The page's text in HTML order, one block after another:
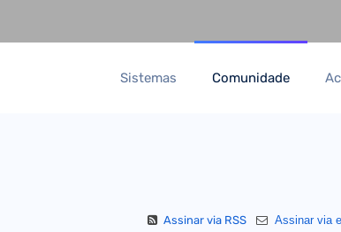
Sistemas Comunidade
Assinar via RSS Assinar via